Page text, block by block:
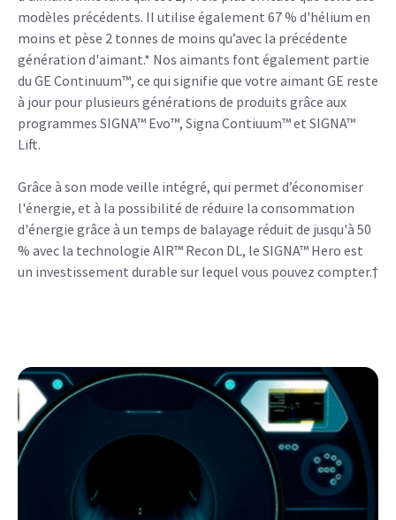
informations exploitables pour optimiser vos opérations
quotidiennes.
POUR L'ENVIRONNEMENT
Un engagement en faveur du
développement durable
Le système SIGNA™ Hero est doté d’une technologie
d'aimant innovant qui est 1,4 fois plus efficace que celle des
modèles précédents. Il utilise également 67 % d'hélium en
moins et pèse 2 tonnes de moins qu’avec la précédente
Lift.
Grâce à son mode veille intégré, qui permet d’économiser
l'énergie, et à la possibilité de réduire la consommation
d'énergie grâce à un temps de balayage réduit de jusqu'à 50
% avec la technologie AIR™ Recon DL, le SIGNA™ Hero est
un investissement durable sur lequel vous pouvez compter.†